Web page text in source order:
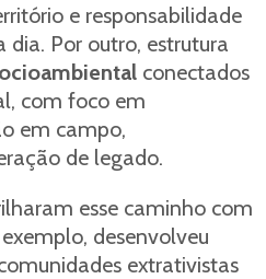
e responsabilidade
dia. Por outro, estrutura
conectados
com foco em
em campo,
de legado.
esse caminho com
desenvolveu
extrativistas